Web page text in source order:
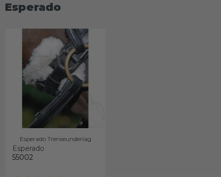
Esperado
Esperado Trenseunderlag
Esperado
55002